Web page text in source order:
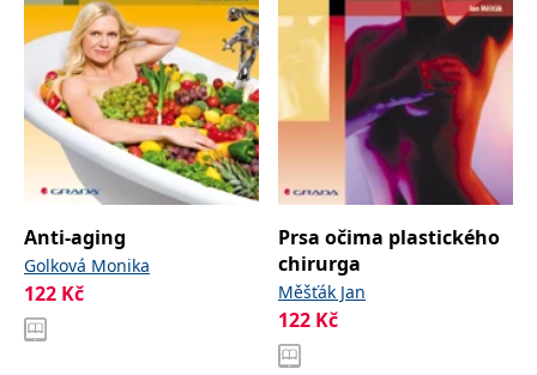
Anti-aging
Golková Monika
122 Kč
Prsa očima plastického
chirurga
Měšťák Jan
122 Kč